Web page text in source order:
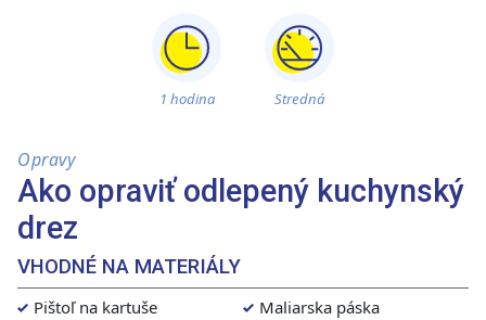
1 hodina Stredná
Opravy
Ako opraviť odlepený kuchynský
drez
VHODNÉ NA MATERIÁLY
Pištoľ na kartuše
Maliarska páska